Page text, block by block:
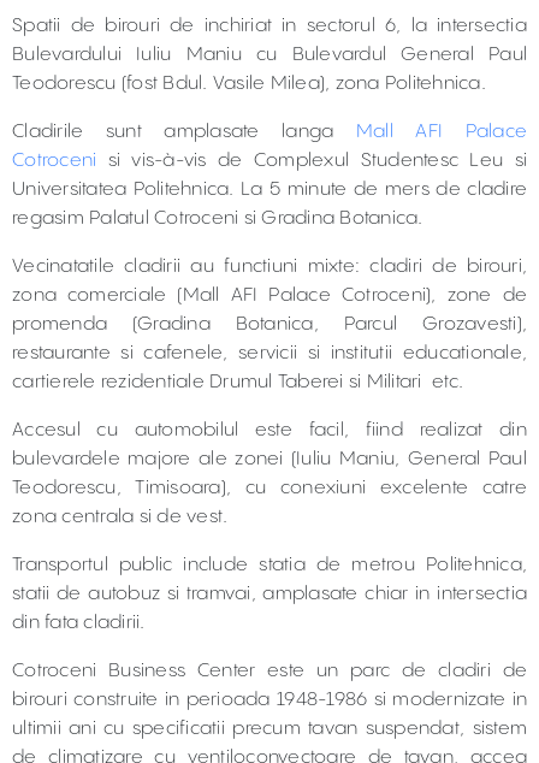
Spatii de birouri de inchiriat in sectorul 6, la intersectia
Bulevardului Iuliu Maniu cu Bulevardul General Paul
Teodorescu (fost Bdul. Vasile Milea), zona Politehnica.
Cladirile sunt amplasate langa
Mall AFI Palace
Cotroceni si vis-à-vis de Complexul Studentesc Leu si
Universitatea Politehnica. La 5 minute de mers de cladire
regasim Palatul Cotroceni si Gradina Botanica.
Vecinatatile cladirii au functiuni mixte: cladiri de birouri,
zona comerciale (Mall AFI Palace Cotroceni), zone de
promenda (Gradina Botanica, Parcul Grozavesti),
restaurante si cafenele, servicii si institutii educationale,
cartierele rezidentiale Drumul Taberei si Militari etc.
Accesul cu automobilul este facil, fiind realizat din
bulevardele majore ale zonei (Iuliu Maniu, General Paul
Teodorescu, Timisoara), cu conexiuni excelente catre
zona centrala si de vest.
Transportul public include statia de metrou Politehnica,
statii de autobuz si tramvai, amplasate chiar in intersectia
din fata cladirii.
Cotroceni Business Center este un parc de cladiri de
birouri construite in perioada 1948-1986 si modernizate in
ultimii ani cu specificatii precum tavan suspendat, sistem
de climatizare cu ventiloconvectoare de tavan, accea